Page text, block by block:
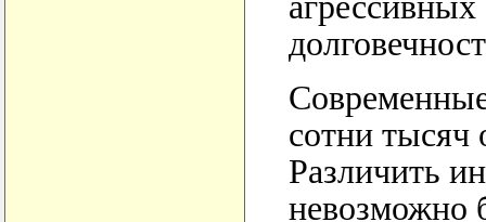
сотни тысяч
Различить
невозможно